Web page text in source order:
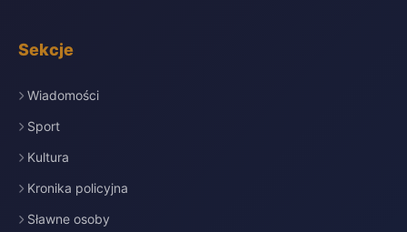
Sekcje
Wiadomości
Sport
Kultura
Kronika policyjna
Sławne osoby